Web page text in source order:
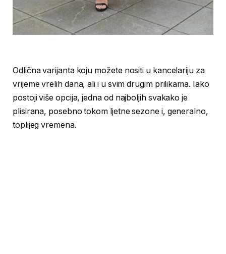
Odlična varijanta koju možete nositi u kancelariju za
vrijeme vrelih dana, ali i u svim drugim prilikama. Iako
postoji više opcija, jedna od najboljih svakako je
plisirana, posebno tokom ljetne sezone i, generalno,
toplijeg vremena.